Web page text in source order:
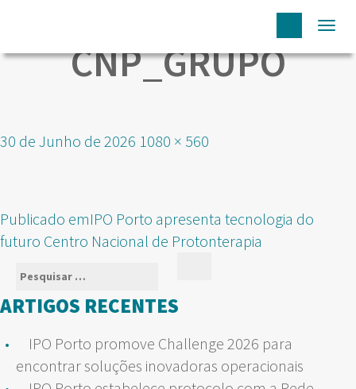
CNP_GRUPO
Publicado
30 de Junho de 2026 Tamanho
1080 × 560
NAVEGAÇÃO
DE
ARTIGOS
Publicado emIPO Porto apresenta tecnologia do
futuro Centro Nacional de Protonterapia
Pesquisar
por:
ARTIGOS RECENTES
IPO Porto promove Challenge 2026 para
encontrar soluções inovadoras operacionais